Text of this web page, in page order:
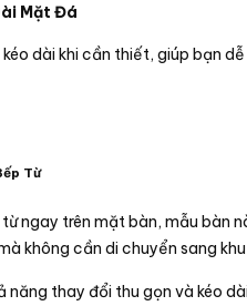
Mặt Đá
dài khi cần thiết, giúp bạn
Từ
ngay trên mặt bàn, mẫu bàn
không cần di chuyển sang
năng thay đổi thu gọn và kéo